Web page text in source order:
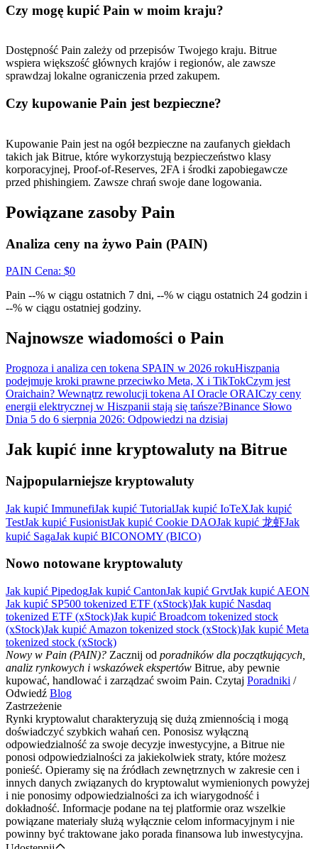
USDT Flexible Staking | Daily Rewards
BTC Flexible Staking | Daily Rewards
Więcej wydarzeń
Zaloguj sieZapisać się
Zaloguj sieZapisać się
Centrum
nagród
Pobierz
aplikację Bitrue
Czy mogę kupić Pain w moim kraju?
Dostępność Pain zależy od przepisów Twojego kraju. Bitrue
wspiera większość głównych krajów i regionów, ale zawsze
sprawdzaj lokalne ograniczenia przed zakupem.
Czy kupowanie Pain jest bezpieczne?
Kupowanie Pain jest na ogół bezpieczne na zaufanych giełdach
takich jak Bitrue, które wykorzystują bezpieczeństwo klasy
korporacyjnej, Proof-of-Reserves, 2FA i środki zapobiegawcze
przed phishingiem. Zawsze chrań swoje dane logowania.
Powiązane zasoby Pain
Analiza ceny na żywo Pain (PAIN)
PAIN Cena: $0
Pain --% w ciągu ostatnich 7 dni, --% w ciągu ostatnich 24 godzin i
--% w ciągu ostatniej godziny.
Najnowsze wiadomości o Pain
Prognoza i analiza cen tokena SPAIN w 2026 rokuHiszpania
podejmuje kroki prawne przeciwko Meta, X i TikTokCzym jest
Oraichain? Wewnątrz rewolucji tokena AI Oracle ORAICzy ceny
energii elektrycznej w Hiszpanii stają się tańsze?Binance Słowo
Dnia 5 do 6 sierpnia 2026: Odpowiedzi na dzisiaj
Jak kupić inne kryptowaluty na Bitrue
Najpopularniejsze kryptowaluty
Jak kupić ImmunefiJak kupić TutorialJak kupić IoTeXJak kupić
TestJak kupić FusionistJak kupić Cookie DAOJak kupić 龙虾Jak
kupić SagaJak kupić BICONOMY (BICO)
Nowo notowane kryptowaluty
Jak kupić PipedogJak kupić CantonJak kupić GrvtJak kupić AEON
Jak kupić SP500 tokenized ETF (xStock)Jak kupić Nasdaq
tokenized ETF (xStock)Jak kupić Broadcom tokenized stock
(xStock)Jak kupić Amazon tokenized stock (xStock)Jak kupić Meta
tokenized stock (xStock)
Nowy w Pain (PAIN)? Zacznij od poradników dla początkujących,
analiz rynkowych i wskazówek ekspertów Bitrue, aby pewnie
kupować, handlować i zarządzać swoim Pain. Czytaj Poradniki /
Odwiedź Blog
Zastrzeżenie
Rynki kryptowalut charakteryzują się dużą zmiennością i mogą
doświadczyć szybkich wahań cen. Ponosisz wyłączną
odpowiedzialność za swoje decyzje inwestycyjne, a Bitrue nie
ponosi odpowiedzialności za jakiekolwiek straty, które możesz
ponieść. Opieramy się na źródłach zewnętrznych w zakresie cen i
innych danych związanych do kryptowalut wymienionych powyżej
i nie ponosimy odpowiedzialności za ich wiarygodność i
dokładność. Informacje podane na tej platformie oraz wszelkie
powiązane materiały służą wyłącznie celom informacyjnym i nie
powinny być traktowane jako porada finansowa lub inwestycyjna.